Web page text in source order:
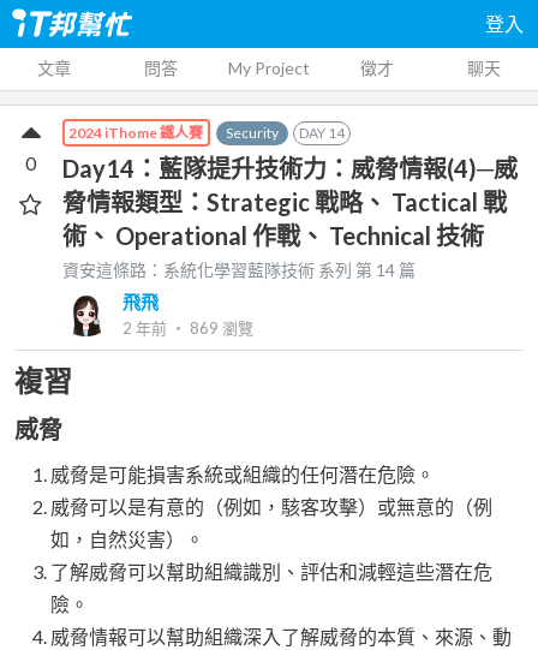
登入
文章 問答 My Project 徵才 聊天
2024 iThome 鐵人賽 Security DAY 14
Day14：藍隊提升技術力：威脅情報(4)─威
脅情報類型：Strategic 戰略、 Tactical 戰
術、 Operational 作戰、 Technical 技術
資安這條路：系統化學習藍隊技術 系列 第 14 篇
飛飛
2 年前 ‧ 869 瀏覽
0
複習
威脅
威脅是可能損害系統或組織的任何潛在危險。
威脅可以是有意的（例如，駭客攻擊）或無意的（例
如，自然災害）。
了解威脅可以幫助組織識別、評估和減輕這些潛在危
險。
威脅情報可以幫助組織深入了解威脅的本質、來源、動